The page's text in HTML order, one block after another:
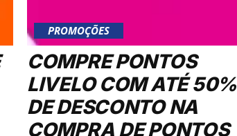
PROMOÇÕES
COMPRE PONTOS
LIVELO COM ATÉ 50%
DE DESCONTO NA
COMPRA DE PONTOS